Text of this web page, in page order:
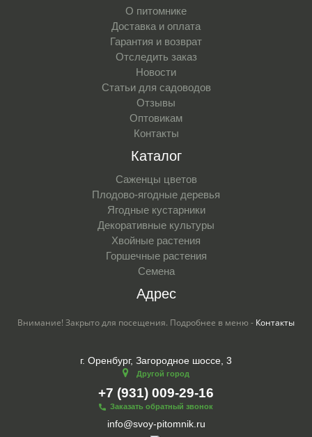
О питомнике
Доставка и оплата
Гарантия и возврат
Отследить заказ
Новости
Статьи для садоводов
Отзывы
Оптовикам
Контакты
Каталог
Саженцы цветов
Плодово-ягодные деревья
Ягодные кустарники
Декоративные культуры
Хвойные растения
Горшечные растения
Семена
Адрес
Внимание! Закрыто для посещения. Подробнее в меню - Контакты
г. Оренбург, Загородное шоссе, 3
Другой город
+7 (931) 009-29-16
Заказать обратный звонок
info@svoy-pitomnik.ru